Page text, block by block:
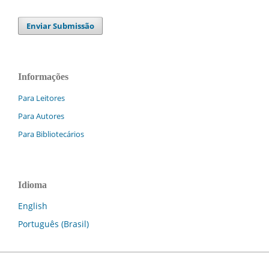
Enviar Submissão
Informações
Para Leitores
Para Autores
Para Bibliotecários
Idioma
English
Português (Brasil)